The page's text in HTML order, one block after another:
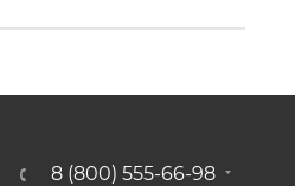
8 (800) 555-66-98